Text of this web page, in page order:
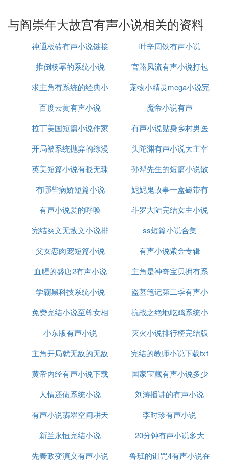
佗》、《宋史》（正在录制）
纪连海：《正说清朝二十四臣》（和珅、刘墉、纪晓
岚、多尔衮、鳌拜、吴三桂、大太监李莲英）、《我
钱文忠：《玄奘西游记》、《解读〈三字经〉》、
《我读经典之〈独特的启蒙〉》、《千古中医故事之
李时珍》、《班墨传奇》、《解读〈弟子规〉》
张望朝：《杨子荣》、《抗日名将杨靖宇》
蒙 曼：《武则天》、《太平公主》、《长恨歌》、
（正在录制）
乔 良：《新解三十六计》
康 震：《唐诗的故事》（ 李白、杜甫）、《苏
轼》、《李清照》、《我读经典之〈庄子的人生境
韩愈、柳宗元、三苏父子（正在录制）
孟宪实：《玄武门之变》、《贞观之治》、《唐高宗
隋丽娟：《慈禧》、《我读经典之<兼爱与非攻>》
孙立群：《吕不韦》、《李斯》、《范蠡》、《我读
经典之〈解析<韩非子>〉》、《千古中医故事之扁
鹊》、《从司马到司马》(即将播出)
祭》、《我读经典之〈毛佩琦七解<中庸>〉》、《大
明第一谋臣刘伯温》
无用〉》《拿破仑》（正在录制）
刘心武：《刘心武揭秘〈红楼梦〉》(秦可卿、贾元
春、妙玉、林黛玉、薛宝钗、贾宝玉、史湘云、八十
回后真故事）
仲淹》（即将播出）
刘扬体：《经典中的爱情》
与阎崇年大故宫有声小说相关的资料
神通板砖有声小说链接
叶辛周铁有声小说
推倒杨幂的系统小说
官路风流有声小说打包
下载
求主角有系统的经典小
说
宠物小精灵mega小说完
结
百度云黄有声小说
魔帝小说有声
拉丁美国短篇小说作家
有声小说贴身乡村男医
开局被系统抛弃的综漫
小说
头陀渊有声小说大主宰
英美短篇小说有眼无珠
孙犁先生的短篇小说散
文合集是
有哪些病娇短篇小说
妮妮鬼故事一盒磁带有
声小说
有声小说爱的呼唤
斗罗大陆完结女主小说
完结爽文无敌文小说排
行榜
ss短篇小说合集
父女恋肉宠短篇小说
有声小说紫金专辑
血腥的盛唐2有声小说
主角是神奇宝贝拥有系
统的小说
学霸黑科技系统小说
盗墓笔记第二季有声小
说全集
免费完结小说至尊女相
抗战之绝地吃鸡系统小
说
小东版有声小说
灭火小说排行榜完结版
主角开局就无敌的无敌
流小说完结
完结的教师小说下载txt
黄帝内经有声小说下载
国家宝藏有声小说多少
集
人情还债系统小说
刘涛播讲的有声小说
有声小说翡翠空间耕天
耘地
李时珍有声小说
新兰永恒完结小说
20分钟有声小说多大
先秦政变演义有声小说
鲁班的诅咒4有声小说在